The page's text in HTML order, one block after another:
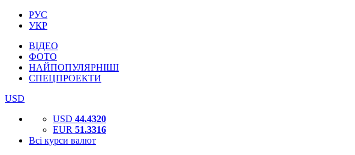
РУС
УКР
ВІДЕО
ФОТО
НАЙПОПУЛЯРНІШІ
СПЕЦПРОЕКТИ
USD
USD 44.4320
EUR 51.3316
Всі курси валют